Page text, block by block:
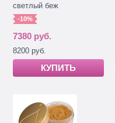
светлый беж
-10%
7380 руб.
8200 руб.
КУПИТЬ